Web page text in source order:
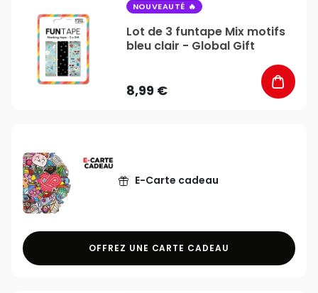
NOUVEAUTÉ
Lot de 3 funtape Mix motifs
bleu clair - Global Gift
8,99 €
E-Carte cadeau
OFFREZ UNE CARTE CADEAU